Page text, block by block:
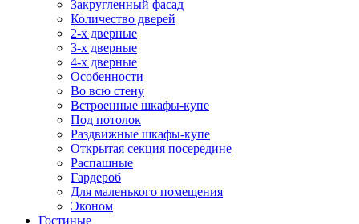
Закругленный фасад
Количество дверей
2-х дверные
3-х дверные
4-х дверные
Особенности
Во всю стену
Встроенные шкафы-купе
Под потолок
Раздвижные шкафы-купе
Открытая секция посередине
Распашные
Гардероб
Для маленького помещения
Эконом
Гостиные